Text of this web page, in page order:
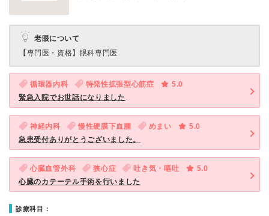
老眼について
【専門医・資格】 眼科専門医
循環器内科 特発性拡張型心筋症
5.0
緊急入院でお世話になりました
神経内科 慢性硬膜下血腫 めまい
5.0
急患受付ありがとうございました。
心臓血管外科 狭心症 吐き気・嘔吐
5.0
心臓のカテーテル手術を行いました
診療科目：